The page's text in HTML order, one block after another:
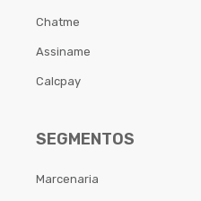
Chatme
Assiname
Calcpay
SEGMENTOS
Marcenaria